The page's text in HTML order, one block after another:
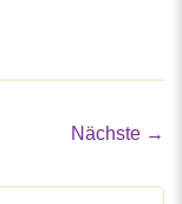
Nächste →